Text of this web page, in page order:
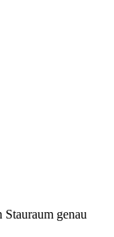
genau